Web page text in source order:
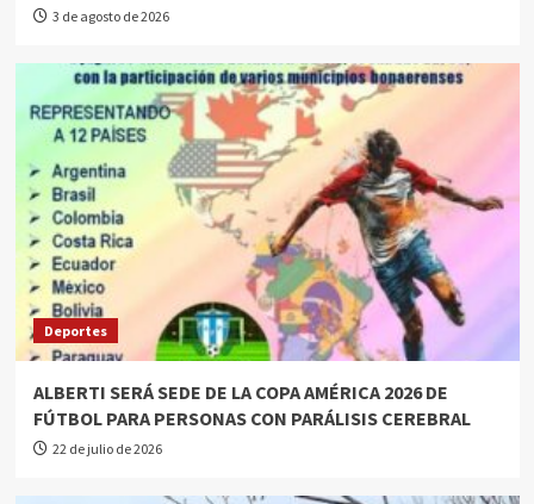
3 de agosto de 2026
Deportes
ALBERTI SERÁ SEDE DE LA COPA AMÉRICA 2026 DE
FÚTBOL PARA PERSONAS CON PARÁLISIS CEREBRAL
22 de julio de 2026